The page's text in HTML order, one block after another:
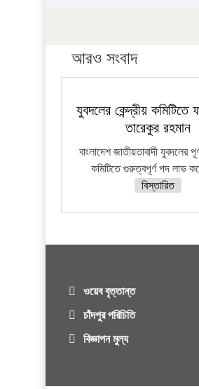
আরও সংবাদ
যুবদলের কেন্দ্রীয় কমিটিতে
তারেকুর রহমান
বাংলাদেশ জাতীয়তাবাদী যুবদলের
কমিটিতে গুরুত্বপূর্ণ পদ লাভ
বিস্তারিত
ওয়েব বৃত্তান্ত
চাঁদপুর পরিচিতি
বিজ্ঞাপন মুল্য